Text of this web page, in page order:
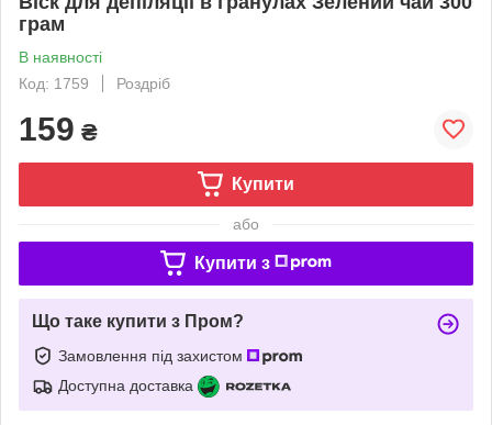
грам
В наявності
Код: 1759
Роздріб
159 ₴
Купити
або
Купити з
Що таке купити з Пром?
Замовлення під захистом
Доступна доставка